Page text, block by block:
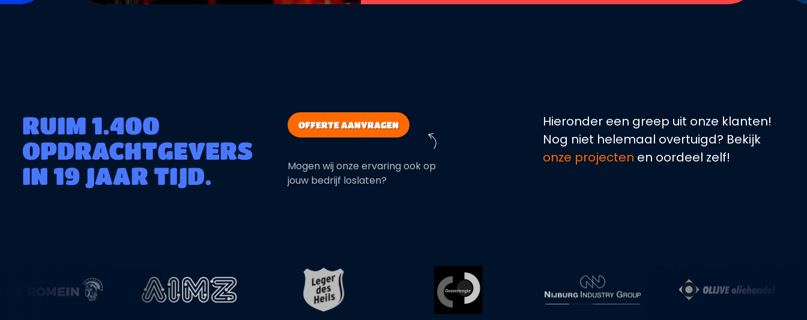
RUIM 1.400
OPDRACHTGEVERS
IN 19 JAAR TIJD.
Mogen wij onze ervaring ook op
jouw bedrijf loslaten?
OFFERTE AANVRAGEN
Hieronder een greep uit onze klanten!
Nog niet helemaal overtuigd? Bekijk
onze projecten en oordeel zelf!